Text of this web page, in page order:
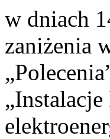
w dniach
zaniżenia